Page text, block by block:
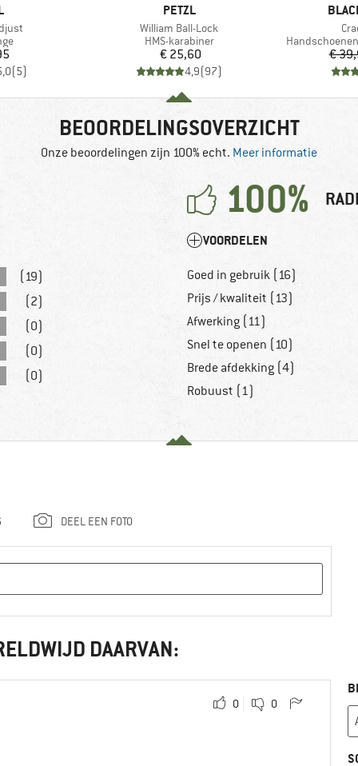
(5)
MERK
PETZL
Artikel
William Ball-Lock
Productgroep
HMS-karabiner
Prijs
€ 25,60
4,9(97)
MERK
Productgroep
€
BEOORDELINGSOVERZICHT
Onze beoordelingen zijn 100% echt. Meer informatie
100%
(19)
(2)
(0)
(0)
(0)
VOORDELEN
Goed in gebruik (16)
Prijs / kwaliteit (13)
Afwerking (11)
Snel te openen (10)
Brede afdekking (4)
Robuust (1)
DEEL EEN FOTO
DAARVAN:
0 0